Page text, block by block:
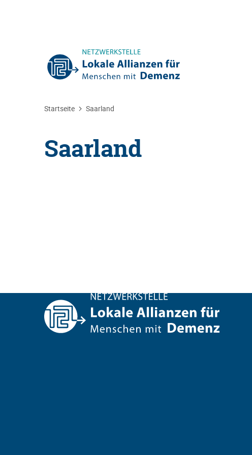
Sie befinden sich hier:
Startseite Saarland
Saarland